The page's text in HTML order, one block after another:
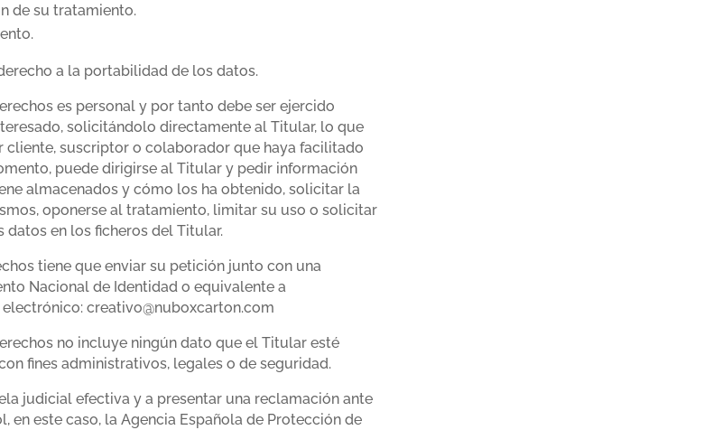
de su tratamiento.
a la portabilidad de los datos.
es personal y por tanto debe ser ejercido
solicitándolo directamente al Titular, lo que
cliente, suscriptor o colaborador que haya facilitado
puede dirigirse al Titular y pedir información
almacenados y cómo los ha obtenido, solicitar la
oponerse al tratamiento, limitar su uso o solicitar
datos en los ficheros del Titular.
tiene que enviar su petición junto con una
Nacional de Identidad o equivalente a
creativo@nuboxcarton.com
no incluye ningún dato que el Titular esté
fines administrativos, legales o de seguridad.
judicial efectiva y a presentar una reclamación ante
en este caso, la Agencia Española de Protección de